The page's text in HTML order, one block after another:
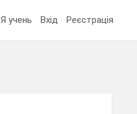
Я учень Вхід Реєстрація